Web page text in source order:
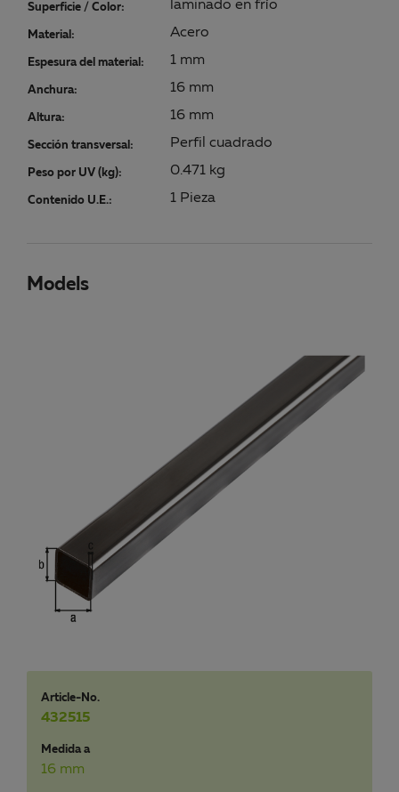
Superficie / Color: laminado en frío
Material: Acero
Espesura del material: 1 mm
Anchura: 16 mm
Altura: 16 mm
Sección transversal: Perfil cuadrado
Peso por UV (kg): 0.471 kg
Contenido U.E.: 1 Pieza
Models
Article-No.
432515
Medida a
16 mm